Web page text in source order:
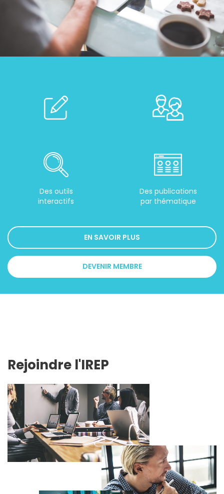
Des outils
interactifs
Des publications
par thématique
EN SAVOIR PLUS
DEVENIR MEMBRE
Rejoindre l'IREP